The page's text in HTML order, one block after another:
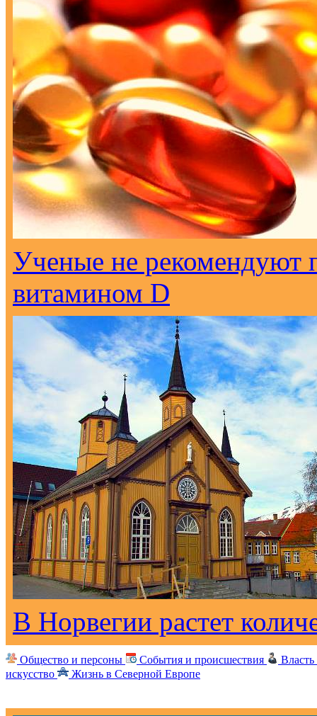
Ученые не рекомендуют
витамином D
В Норвегии растет
Общество и персоны События и происшествия
искусство
Жизнь в Северной Европе